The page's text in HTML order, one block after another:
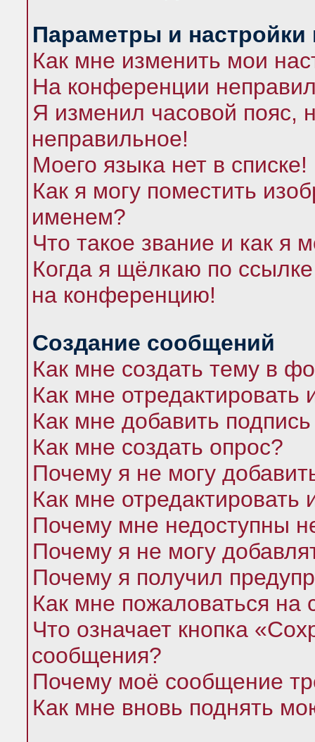
Параметры и настройки
Как мне изменить мои
На конференции
Я изменил часовой пояс,
неправильное!
Моего языка нет в списке!
Как я могу поместить
именем?
Что такое звание и как я
Когда я щёлкаю по
на конференцию!
Создание сообщений
Как мне создать тему в
Как мне
Как мне добавить
Как мне создать опрос?
Почему я не могу
Как мне отредактировать
Почему мне недоступны
Почему я не могу
Почему я получил
Как мне пожаловаться
Что означает кнопка
сообщения?
Почему моё сообщение
Как мне вновь поднять